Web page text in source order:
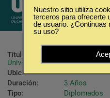
Título ofrecido:
Título oficial
Universitario)
Ubicación:
Santander -
Duración:
3 Años
Tipo:
Diplomados
Nuestro sitio utiliza
terceros para ofrecerte
de usuario. ¿Continuas
su uso?